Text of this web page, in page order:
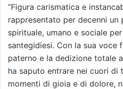
“Figura carismatica e
rappresentato per decenni
spirituale, umano e sociale
santegidiesi. Con la sua voce
paterno e la dedizione totale
ha saputo entrare nei cuori di
momenti di gioia e di dolore,